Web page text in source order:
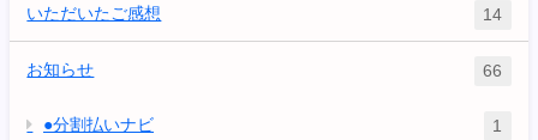
いただいたご感想 14
お知らせ 66
●分割払いナビ 1